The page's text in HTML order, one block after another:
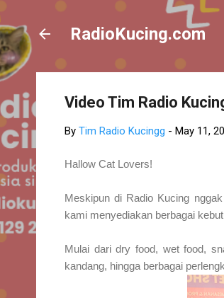
RadioKucing.com
Video Tim Radio
By Tim Radio Kucingg - May 11,
Hallow Cat Lovers!
Meskipun di Radio Kucing
kami menyediakan berbagai
Mulai dari dry food, wet food,
kandang, hingga berbagai